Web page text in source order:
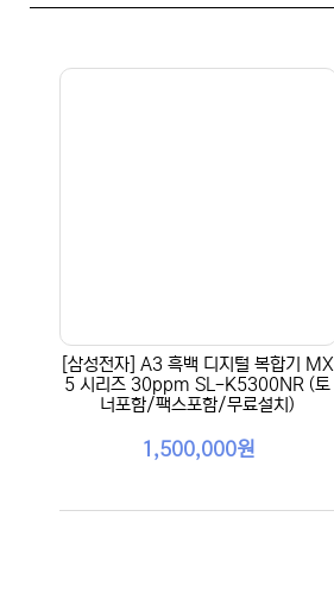
[삼성전자] A3 흑백 디지털 복합기 MX
5 시리즈 30ppm SL-K5300NR (토
너포함/팩스포함/무료설치)
1,500,000원